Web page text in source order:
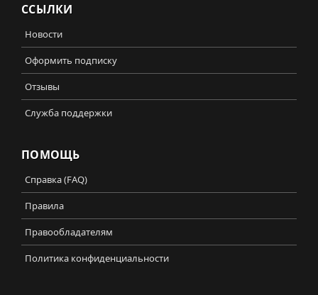
ССЫЛКИ
Новости
Оформить подписку
Отзывы
Служба поддержки
ПОМОЩЬ
Справка (FAQ)
Правила
Правообладателям
Политика конфиденциальности